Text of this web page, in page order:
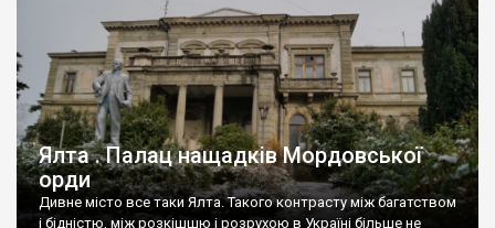
Ялта . Палац нащадків Мордовської
орди
Дивне місто все таки Ялта. Такого контрасту між багатством
і бідністю, між розкішшю і розрухою в Україні більше не